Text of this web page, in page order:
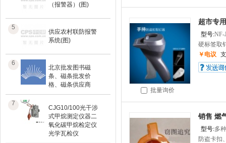
（报警器）(图)
5
供应农村联防报警
系统(图)
6
北京批发图书磁
条、磁条批发价
格、磁条供应商
7
CJG10/100光干涉
式甲烷测定仪器二
氧化碳甲烷检定仪
光学瓦检仪
批量询价
超市专
型号:NF-
硬标签取
￥电议
销售 燃
型号:多
防盗卡扣